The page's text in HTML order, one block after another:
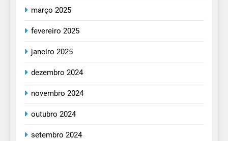
março 2025
fevereiro 2025
janeiro 2025
dezembro 2024
novembro 2024
outubro 2024
setembro 2024